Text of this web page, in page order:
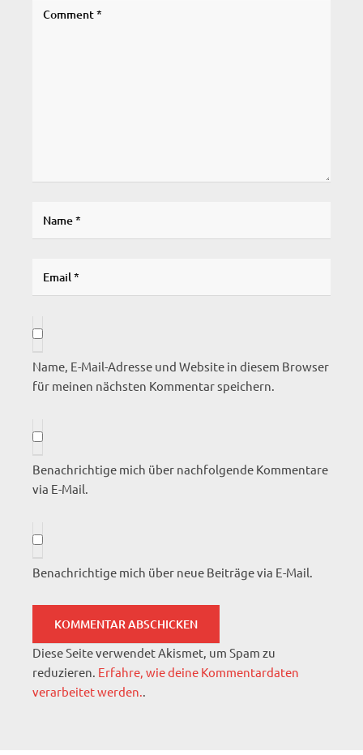
Name, E-Mail-Adresse und Website in diesem Browser
für meinen nächsten Kommentar speichern.
Benachrichtige mich über nachfolgende Kommentare
via E-Mail.
Benachrichtige mich über neue Beiträge via E-Mail.
Diese Seite verwendet Akismet, um Spam zu
reduzieren. Erfahre, wie deine Kommentardaten
verarbeitet werden..